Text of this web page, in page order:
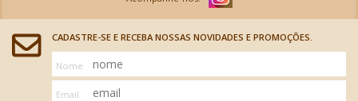
CADASTRE-SE E RECEBA NOSSAS NOVIDADES E PROMOÇÕES.
Nome
Email